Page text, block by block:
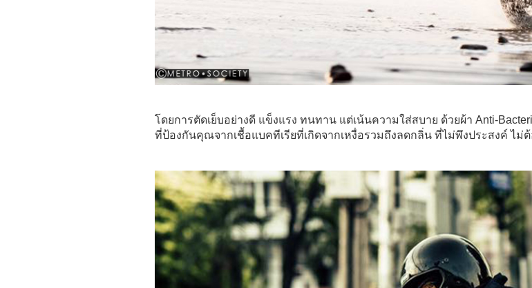
โดยการตัดเย็บอย่างดี แข็งแรง ทนทาน แต่เน้นความใส่สบาย ด้วยผ้า Anti-
ที่ป้องกันคุณจากเชื้อแบคทีเรียที่เกิดจากเหงื่อรวมถึงลดกลิ่น ที่ไม่พึงประสงค์ ไม่